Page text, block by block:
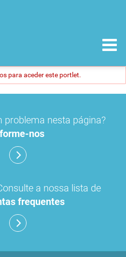
para aceder este portlet.
problema nesta página?
nos
a nossa lista de
frequentes